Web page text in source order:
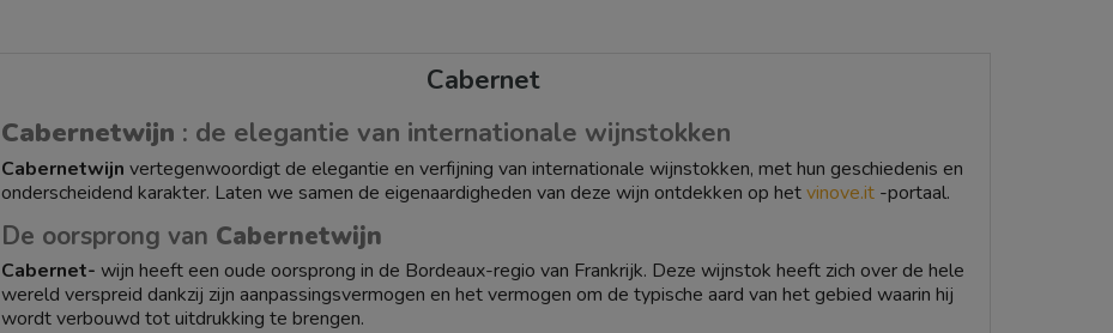
Cabernet
Cabernetwijn : de elegantie van internationale wijnstokken
Cabernetwijn vertegenwoordigt de elegantie en verfijning van internationale wijnstokken, met hun geschiedenis en
onderscheidend karakter. Laten we samen de eigenaardigheden van deze wijn ontdekken op hetvinove.it-portaal.
De oorsprong van Cabernetwijn
Cabernet- wijn heeft een oude oorsprong in de Bordeaux-regio van Frankrijk. Deze wijnstok heeft zich over de hele
wereld verspreid dankzij zijn aanpassingsvermogen en het vermogen om de typische aard van het gebied waarin hij
wordt verbouwd tot uitdrukking te brengen.